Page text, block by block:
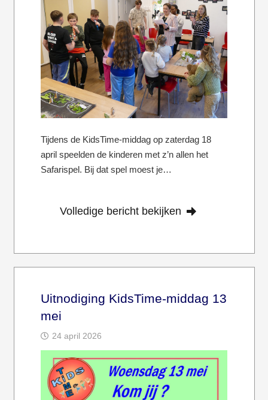
Tijdens de KidsTime-middag op zaterdag 18
april speelden de kinderen met z’n allen het
Safarispel. Bij dat spel moest je…
Volledige bericht bekijken
Uitnodiging KidsTime-middag 13
mei
24 april 2026